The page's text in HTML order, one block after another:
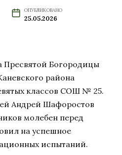
ОПУБЛИКОВАНО
25.05.2026
Пресвятой Богородицы
района
классов СОШ № 25.
Андрей Шафоростов
молебен перед
на успешное
испытаний.